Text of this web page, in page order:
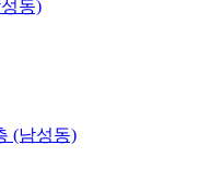
동)
(남성동)